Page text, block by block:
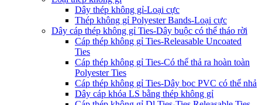
Dây thép không gỉ-Loại cực
Thép không gỉ Polyester Bands-Loại cực
Dây cáp thép không gỉ Ties-Dây buộc có thể tháo rời
Cáp thép không gỉ Ties-Releasable Uncoated
Ties
Cáp thép không gỉ Ties-Có thể thả ra hoàn toàn
Polyester Ties
Cáp thép không gỉ Ties-Dây bọc PVC có thể nhả
Dây cáp khóa LS bằng thép không gỉ